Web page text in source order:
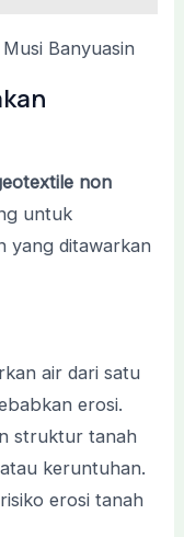
non
untuk
yang ditawarkan
air dari satu
erosi.
struktur tanah
keruntuhan.
erosi tanah